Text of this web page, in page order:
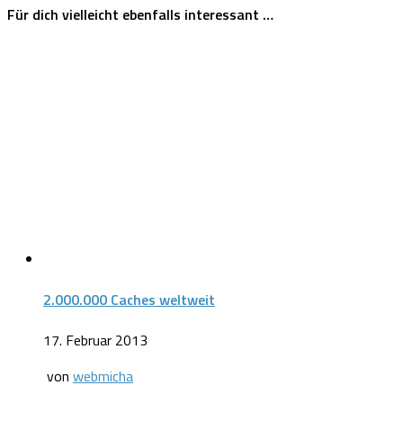
Für dich vielleicht ebenfalls interessant …
2.000.000 Caches weltweit
17. Februar 2013
von webmicha